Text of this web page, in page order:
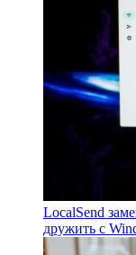
LocalSend
дружить с